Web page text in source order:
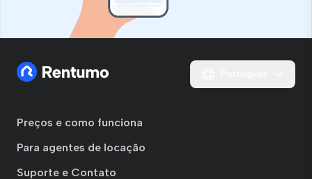
Preços e como funciona
Para agentes de locação
Suporte e Contato